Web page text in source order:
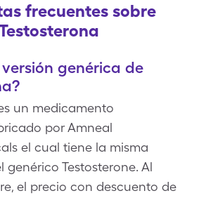
frecuentes sobre
genérica de
un medicamento
por Amneal
el cual tiene la misma
genérico Testosterone. Al
el precio con descuento de